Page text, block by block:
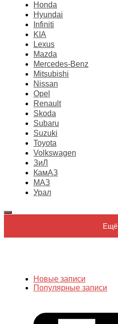
Honda
Hyundai
Infiniti
KIA
Lexus
Mazda
Mercedes-Benz
Mitsubishi
Nissan
Opel
Renault
Skoda
Subaru
Suzuki
Toyota
Volkswagen
ЗиЛ
КамАЗ
МАЗ
Урал
Ещё
Новые записи
Популярные записи